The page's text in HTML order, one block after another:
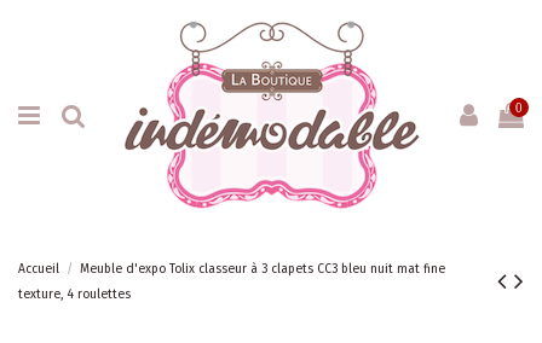
0
Accueil
Meuble d'expo Tolix classeur à 3 clapets CC3 bleu nuit mat fine
texture, 4 roulettes